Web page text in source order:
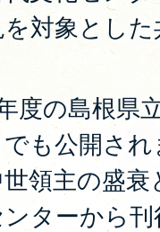
対象とし
度の島根県
でも公開さ
領主の盛
ターから